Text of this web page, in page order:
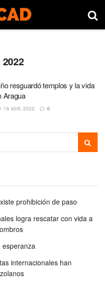
resguardó templos y la vida
Aragua
18 abril, 2022 0
prohibición de paso
logra rescatar con vida a
esperanza
internacionales han